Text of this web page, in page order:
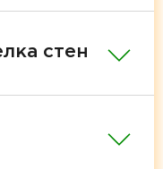
стен